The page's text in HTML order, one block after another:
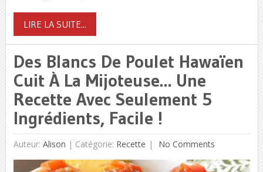
LIRE LA SUITE...
Des Blancs De Poulet Hawaïen
Cuit À La Mijoteuse… Une
Recette Avec Seulement 5
Ingrédients, Facile !
Auteur: Alison | Catégorie: Recette No Comments